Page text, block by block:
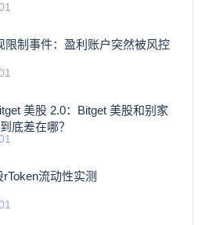
限制事件：盈利账户突然被风控
美股 2.0：Bitget 美股和别家
底差在哪？
rToken流动性实测